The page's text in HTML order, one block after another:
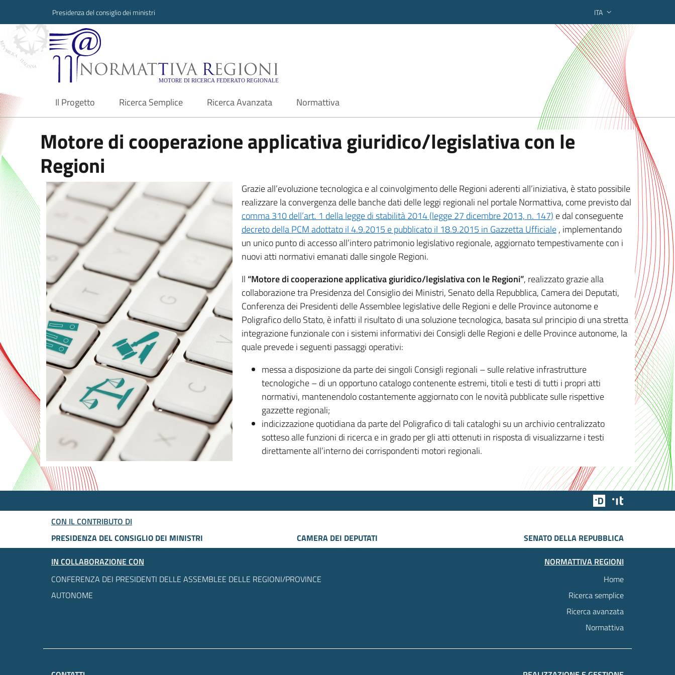
Presidenza del consiglio dei ministri ITA
Normattiva Regioni - Motore di ricerca federato regionale
Il Progetto
current Ricerca Semplice Ricerca Avanzata Normattiva
Motore di cooperazione applicativa giuridico/legislativa con le
Regioni
Grazie all’evoluzione tecnologica e al coinvolgimento delle Regioni aderenti all’iniziativa, è stato possibile
realizzare la convergenza delle banche dati delle leggi regionali nel portale Normattiva, come previsto dal
comma 310 dell’art. 1 della legge di stabilità 2014 (legge 27 dicembre 2013, n. 147) e dal conseguente
decreto della PCM adottato il 4.9.2015 e pubblicato il 18.9.2015 in Gazzetta Ufficiale, implementando
un unico punto di accesso all’intero patrimonio legislativo regionale, aggiornato tempestivamente con i
nuovi atti normativi emanati dalle singole Regioni.
Il “Motore di cooperazione applicativa giuridico/legislativa con le Regioni”, realizzato grazie alla
collaborazione tra Presidenza del Consiglio dei Ministri, Senato della Repubblica, Camera dei Deputati,
Conferenza dei Presidenti delle Assemblee legislative delle Regioni e delle Province autonome e
Poligrafico dello Stato, è infatti il risultato di una soluzione tecnologica, basata sul principio di una stretta
integrazione funzionale con i sistemi informativi dei Consigli delle Regioni e delle Province autonome, la
quale prevede i seguenti passaggi operativi:
messa a disposizione da parte dei singoli Consigli regionali – sulle relative infrastrutture
tecnologiche – di un opportuno catalogo contenente estremi, titoli e testi di tutti i propri atti
normativi, mantenendolo costantemente aggiornato con le novità pubblicate sulle rispettive
gazzette regionali;
indicizzazione quotidiana da parte del Poligrafico di tali cataloghi su un archivio centralizzato
sotteso alle funzioni di ricerca e in grado per gli atti ottenuti in risposta di visualizzarne i testi
direttamente all’interno dei corrispondenti motori regionali.
Team Digitale
CON IL CONTRIBUTO DI
PRESIDENZA DEL CONSIGLIO DEI MINISTRI
CAMERA DEI DEPUTATI
SENATO DELLA REPUBBLICA
IN COLLABORAZIONE CON
CONFERENZA DEI PRESIDENTI DELLE ASSEMBLEE DELLE REGIONI/PROVINCE
AUTONOME
NORMATTIVA REGIONI
Home
Ricerca semplice
Ricerca avanzata
Normattiva